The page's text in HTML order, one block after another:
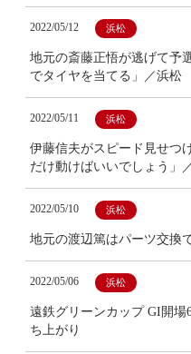
2022/05/12 浜松
地元の斎藤正悟が逃げて予
でタイヤを当てる」／浜松
2022/05/11 浜松
伊藤信夫がスピード見せつ
だけ動けばいいでしょう」
2022/05/10 浜松
地元の渡辺篤はパーツ交換
2022/05/06 浜松
遠鉄グリーンカップ GI開場
ち上がり